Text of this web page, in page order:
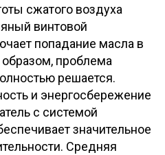
сжатого воздуха
винтовой
попадание масла в
проблема
решается.
и энергосбережение
с системой
значительное
Средняя